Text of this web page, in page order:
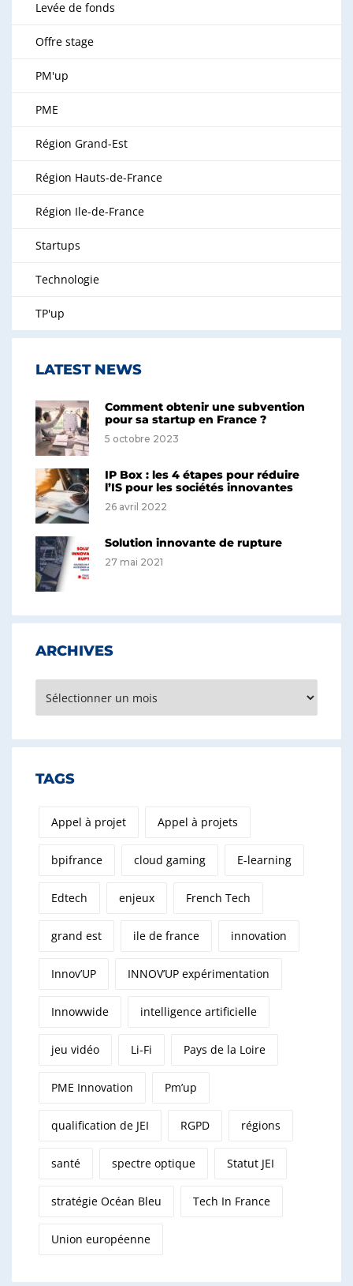
Levée de fonds
Offre stage
PM'up
PME
Région Grand-Est
Région Hauts-de-France
Région Ile-de-France
Startups
Technologie
TP'up
LATEST NEWS
Comment obtenir une subvention
pour sa startup en France ?
5 octobre 2023
IP Box : les 4 étapes pour réduire
l’IS pour les sociétés innovantes
26 avril 2022
Solution innovante de rupture
27 mai 2021
ARCHIVES
TAGS
Appel à projet Appel à projets
bpifrance cloud gaming E-learning
Edtech enjeux French Tech
grand est ile de france innovation
Innov’UP INNOV’UP expérimentation
Innowwide intelligence artificielle
jeu vidéo Li-Fi Pays de la Loire
PME Innovation Pm’up
qualification de JEI RGPD régions
santé spectre optique Statut JEI
stratégie Océan Bleu Tech In France
Union européenne